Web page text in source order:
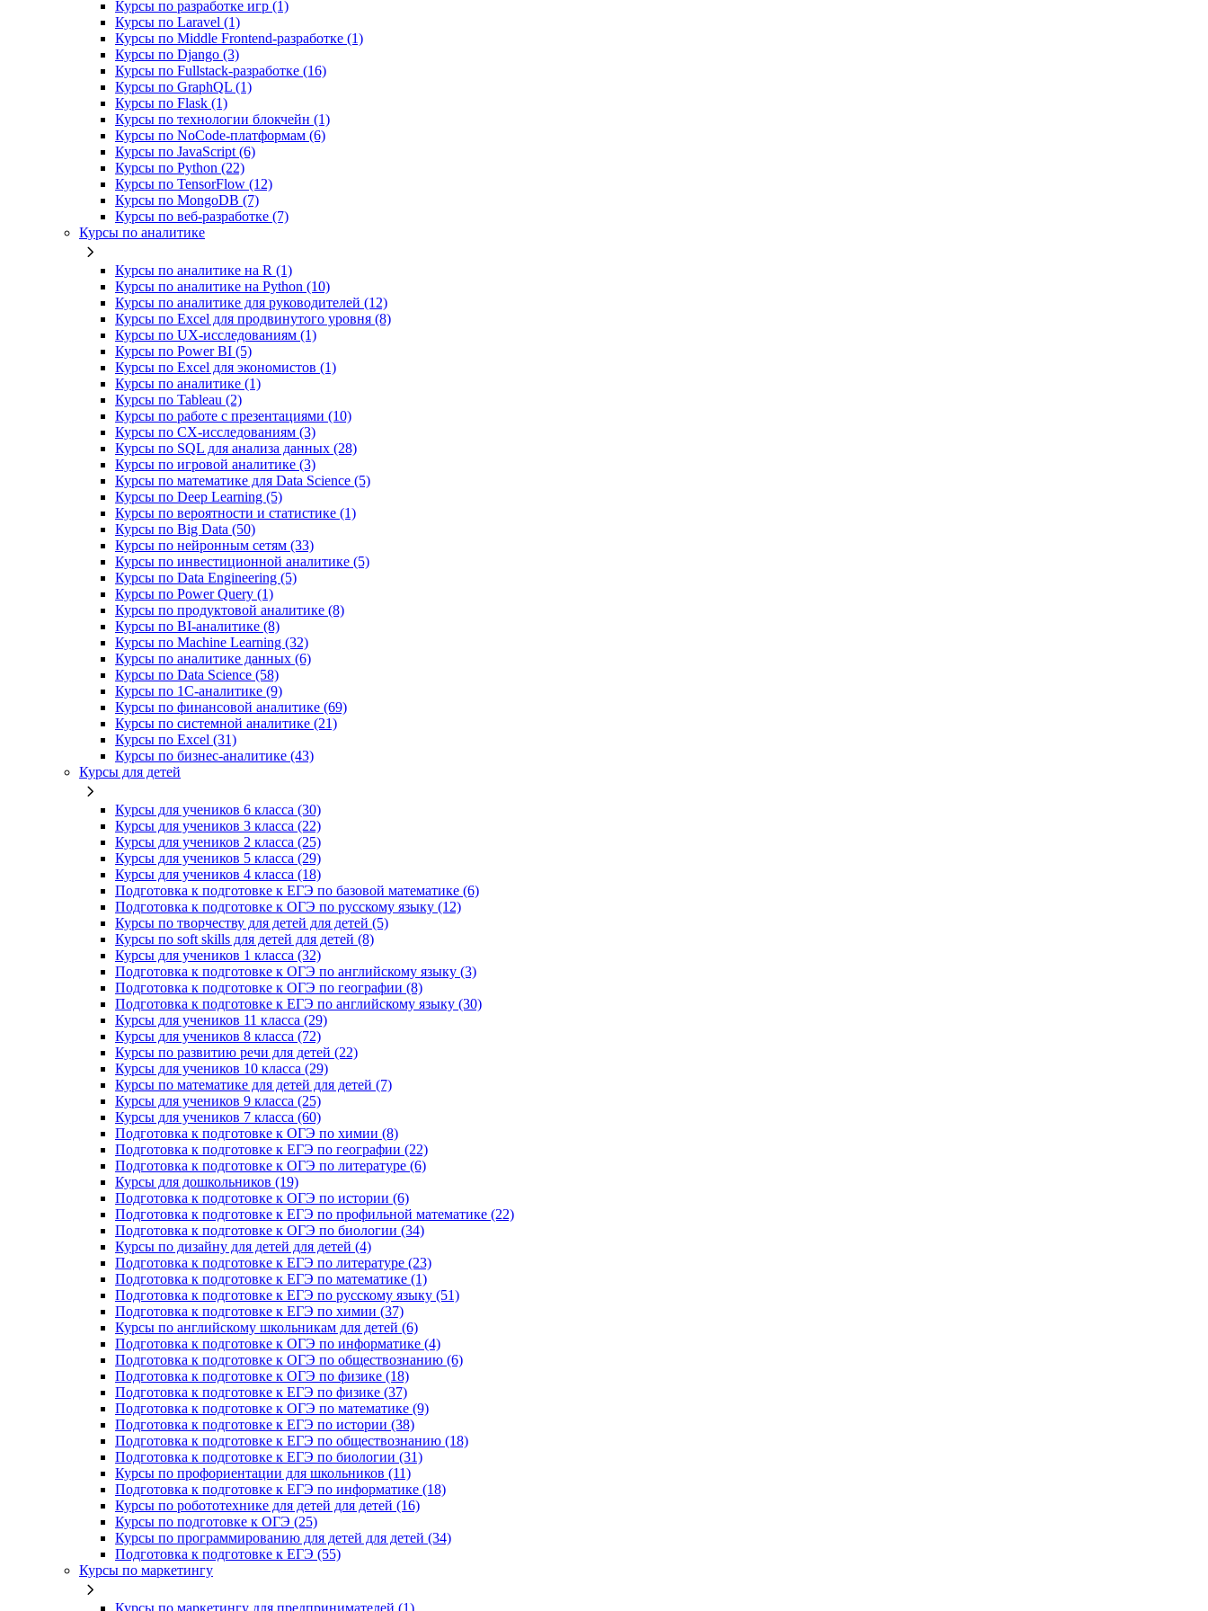
Курсы по разработке игр (1)
Курсы по Laravel (1)
Курсы по Middle Frontend-разработке (1)
Курсы по Django (3)
Курсы по Fullstack‑разработке (16)
Курсы по GraphQL (1)
Курсы по Flask (1)
Курсы по технологии блокчейн (1)
Курсы по NoCode‑платформам (6)
Курсы по JavaScript (6)
Курсы по Python (22)
Курсы по TensorFlow (12)
Курсы по MongoDB (7)
Курсы по веб‑разработке (7)
Курсы по аналитике
Курсы по аналитике на R (1)
Курсы по аналитике на Python (10)
Курсы по аналитике для руководителей (12)
Курсы по Excel для продвинутого уровня (8)
Курсы по UX‑исследованиям (1)
Курсы по Power BI (5)
Курсы по Excel для экономистов (1)
Курсы по аналитике (1)
Курсы по Tableau (2)
Курсы по работе с презентациями (10)
Курсы по CX-исследованиям (3)
Курсы по SQL для анализа данных (28)
Курсы по игровой аналитике (3)
Курсы по математике для Data Science (5)
Курсы по Deep Learning (5)
Курсы по вероятности и статистике (1)
Курсы по Big Data (50)
Курсы по нейронным сетям (33)
Курсы по инвестиционной аналитике (5)
Курсы по Data Engineering (5)
Курсы по Power Query (1)
Курсы по продуктовой аналитике (8)
Курсы по BI‑аналитике (8)
Курсы по Machine Learning (32)
Курсы по аналитике данных (6)
Курсы по Data Science (58)
Курсы по 1С‑аналитике (9)
Курсы по финансовой аналитике (69)
Курсы по системной аналитике (21)
Курсы по Excel (31)
Курсы по бизнес‑аналитике (43)
Курсы для детей
Курсы для учеников 6 класса (30)
Курсы для учеников 3 класса (22)
Курсы для учеников 2 класса (25)
Курсы для учеников 5 класса (29)
Курсы для учеников 4 класса (18)
Подготовка к подготовке к ЕГЭ по базовой математике (6)
Подготовка к подготовке к ОГЭ по русскому языку (12)
Курсы по творчеству для детей для детей (5)
Курсы по soft skills для детей для детей (8)
Курсы для учеников 1 класса (32)
Подготовка к подготовке к ОГЭ по английскому языку (3)
Подготовка к подготовке к ОГЭ по географии (8)
Подготовка к подготовке к ЕГЭ по английскому языку (30)
Курсы для учеников 11 класса (29)
Курсы для учеников 8 класса (72)
Курсы по развитию речи для детей (22)
Курсы для учеников 10 класса (29)
Курсы по математике для детей для детей (7)
Курсы для учеников 9 класса (25)
Курсы для учеников 7 класса (60)
Подготовка к подготовке к ОГЭ по химии (8)
Подготовка к подготовке к ЕГЭ по географии (22)
Подготовка к подготовке к ОГЭ по литературе (6)
Курсы для дошкольников (19)
Подготовка к подготовке к ОГЭ по истории (6)
Подготовка к подготовке к ЕГЭ по профильной математике (22)
Подготовка к подготовке к ОГЭ по биологии (34)
Курсы по дизайну для детей для детей (4)
Подготовка к подготовке к ЕГЭ по литературе (23)
Подготовка к подготовке к ЕГЭ по математике (1)
Подготовка к подготовке к ЕГЭ по русскому языку (51)
Подготовка к подготовке к ЕГЭ по химии (37)
Курсы по английскому школьникам для детей (6)
Подготовка к подготовке к ОГЭ по информатике (4)
Подготовка к подготовке к ОГЭ по обществознанию (6)
Подготовка к подготовке к ОГЭ по физике (18)
Подготовка к подготовке к ЕГЭ по физике (37)
Подготовка к подготовке к ОГЭ по математике (9)
Подготовка к подготовке к ЕГЭ по истории (38)
Подготовка к подготовке к ЕГЭ по обществознанию (18)
Подготовка к подготовке к ЕГЭ по биологии (31)
Курсы по профориентации для школьников (11)
Подготовка к подготовке к ЕГЭ по информатике (18)
Курсы по робототехнике для детей для детей (16)
Курсы по подготовке к ОГЭ (25)
Курсы по программированию для детей для детей (34)
Подготовка к подготовке к ЕГЭ (55)
Курсы по маркетингу